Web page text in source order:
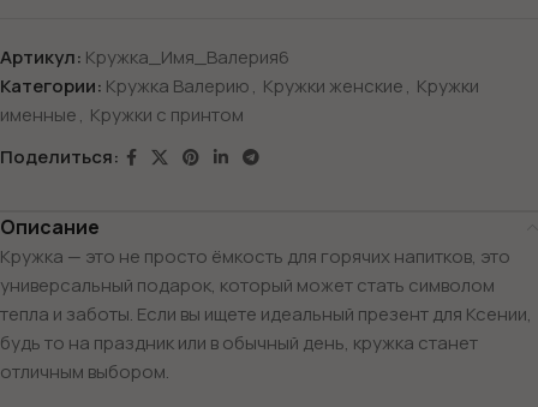
Артикул: Кружка_Имя_Валерия6
Категории: Кружка Валерию, Кружки женские, Кружки
именные, Кружки с принтом
Поделиться:
Описание
Кружка — это не просто ёмкость для горячих напитков, это
универсальный подарок, который может стать символом
тепла и заботы. Если вы ищете идеальный презент для Ксении,
будь то на праздник или в обычный день, кружка станет
отличным выбором.